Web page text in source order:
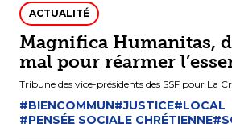
ACTUALITÉ
Magnifica Humanitas,
mal pour réarmer
Tribune des vice-présidents des SSF pour La
#BIENCOMMUN#JUSTICE#LOCAL
#PENSÉE SOCIALE CHRÉTIENNE